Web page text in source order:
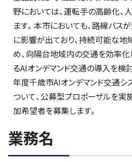
野においては、運転手の高齢化、
ます。本市においても、路線バス
に影響が出ており、持続可能な
め、向陽台地域内の交通を効率
るAIオンデマンド交通の導入を検
年度千歳市AIオンデマンド交通シ
ついて、公募型プロポーザルを実
加希望者を募集します。
業務名